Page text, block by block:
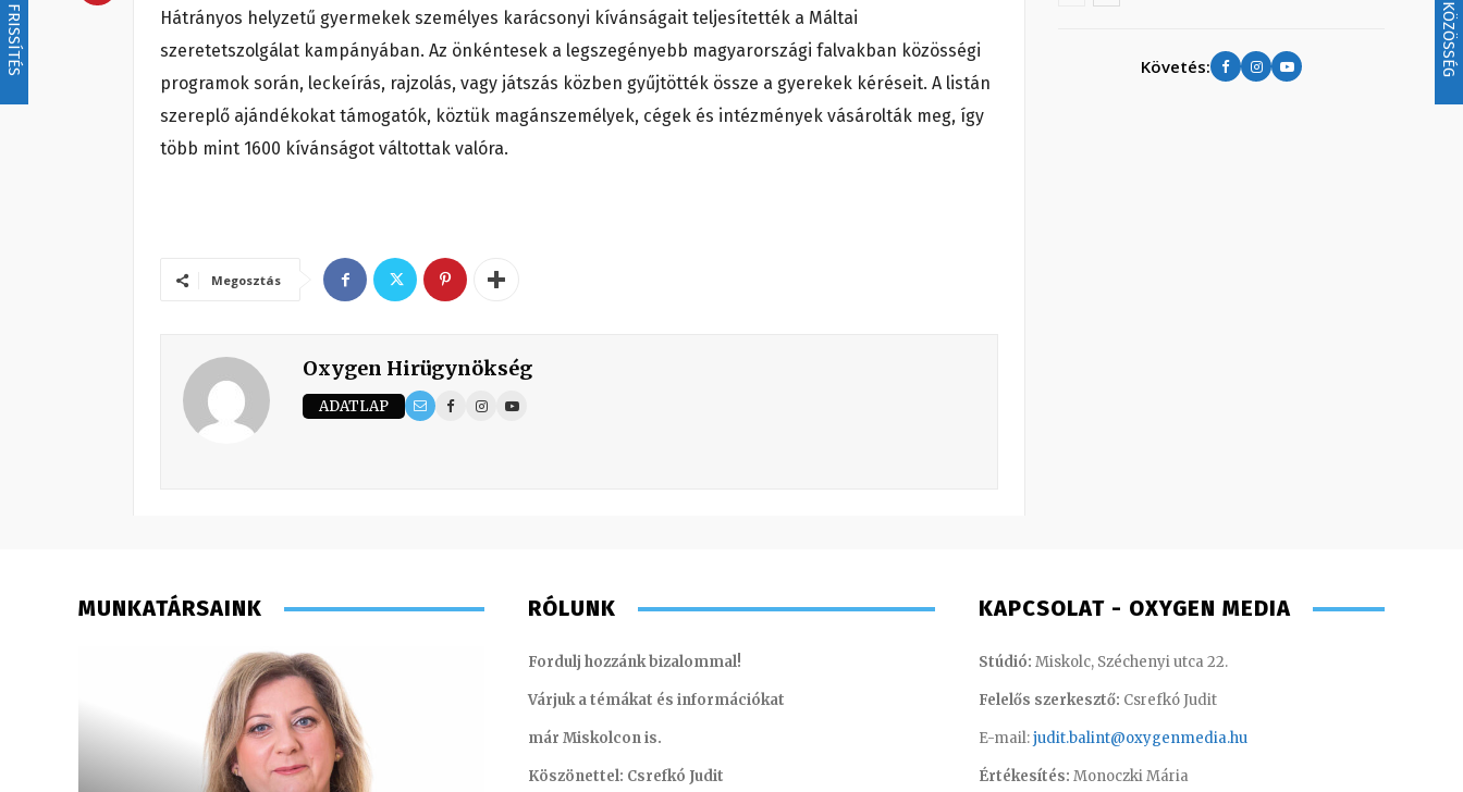
FRISSÍTÉS KÖZÖSSÉG
Hátrányos helyzetű gyermekek személyes karácsonyi kívánságait teljesítették a Máltai
szeretetszolgálat kampányában. Az önkéntesek a legszegényebb magyarországi falvakban közösségi
programok során, leckeírás, rajzolás, vagy játszás közben gyűjtötték össze a gyerekek kéréseit. A listán
szereplő ajándékokat támogatók, köztük magánszemélyek, cégek és intézmények vásárolták meg, így
több mint 1600 kívánságot váltottak valóra.
Megosztás
Oxygen Hirügynökség
ADATLAP
Követés:
MUNKATÁRSAINK RÓLUNK
Fordulj hozzánk bizalommal!
Várjuk a témákat és információkat
már Miskolcon is.
Köszönettel: Csrefkó Judit
KAPCSOLAT - OXYGEN MEDIA
Stúdió: Miskolc, Széchenyi utca 22.
Felelős szerkesztő: Csrefkó Judit
E-mail:judit.balint@oxygenmedia.hu
Értékesítés: Monoczki Mária